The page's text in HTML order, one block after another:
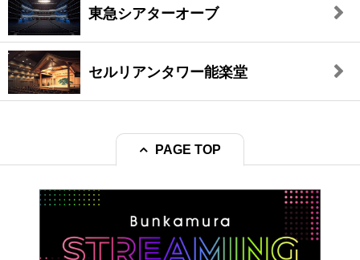
東急シアターオーブ
セルリアンタワー能楽堂
PAGE TOP